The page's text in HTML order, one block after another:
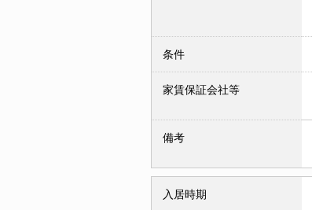
条件
家賃保証会社等
備考
入居時期